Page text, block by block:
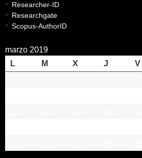
Researcher-ID
Researchgate
Scopus-AuthorID
marzo 2019
L
M X J V